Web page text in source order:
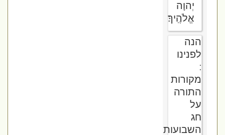
יְהוָה
אֱלֹהֶֽיךָ׃
הנה
לפנינו
מקורות
התורה
על
חג
השבועות